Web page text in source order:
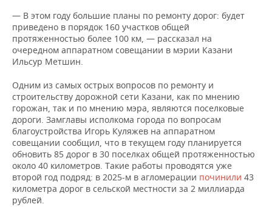
— В этом году большие планы по ремонту дорог: будет
приведено в порядок 160 участков общей
протяженностью более 100 км, — рассказал на
очередном аппаратном совещании в мэрии Казани
Ильсур Метшин.
Одним из самых острых вопросов по ремонту и
строительству дорожной сети Казани, как по мнению
горожан, так и по мнению мэра, являются поселковые
дороги. Замглавы исполкома города по вопросам
благоустройства Игорь Куляжев на аппаратном
совещании сообщил, что в текущем году планируется
обновить 85 дорог в 30 поселках общей протяженностью
около 40 километров. Такие работы проводятся уже
второй год подряд: в 2025-м в агломерации починили 43
километра дорог в сельской местности за 2 миллиарда
рублей.